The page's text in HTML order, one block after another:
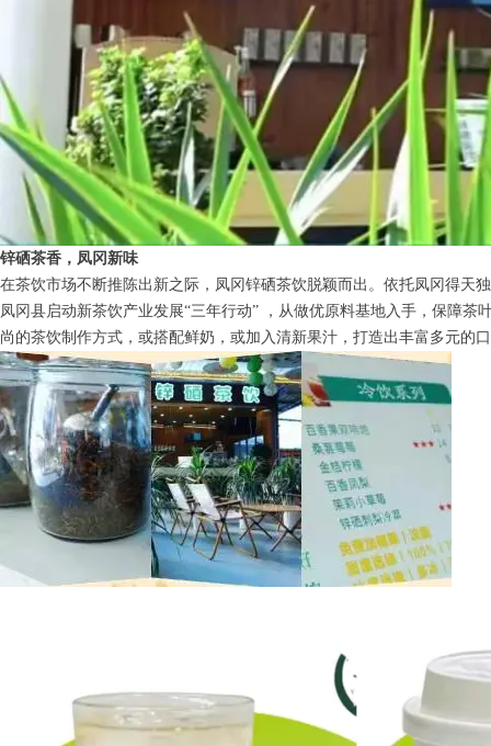
锌硒茶香，凤冈新味
在茶饮市场不断推陈出新之际，凤冈锌硒茶饮脱颖而出。依托凤冈得天
凤冈县启动新茶饮产业发展“三年行动” ，从做优原料基地入手，保障
尚的茶饮制作方式，或搭配鲜奶，或加入清新果汁，打造出丰富多元的